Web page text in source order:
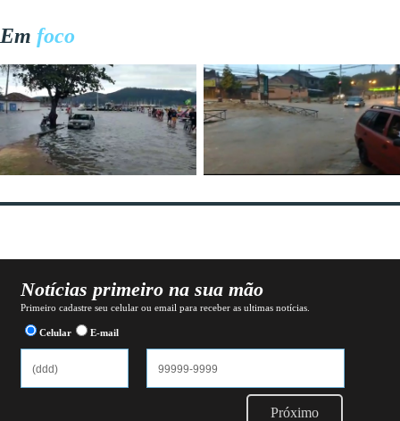
Em foco
Notícias primeiro na sua mão
Primeiro cadastre seu celular ou email para receber as ultimas notícias.
Celular E-mail
Próximo